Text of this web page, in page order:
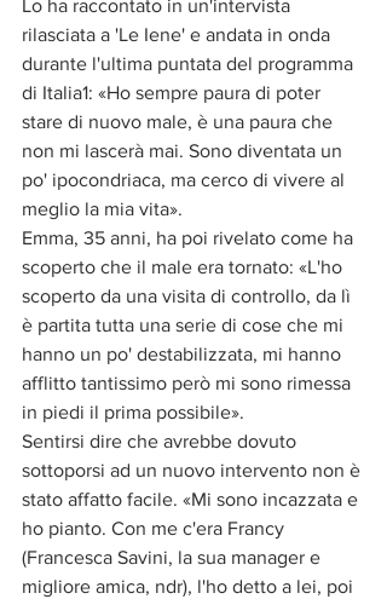
Lo ha raccontato in un'intervista
rilasciata a 'Le Iene' e andata in onda
durante l'ultima puntata del programma
di Italia1: «Ho sempre paura di poter
stare di nuovo male, è una paura che
non mi lascerà mai. Sono diventata un
po' ipocondriaca, ma cerco di vivere al
meglio la mia vita».
Emma, 35 anni, ha poi rivelato come ha
scoperto che il male era tornato: «L'ho
scoperto da una visita di controllo, da lì
è partita tutta una serie di cose che mi
hanno un po' destabilizzata, mi hanno
afflitto tantissimo però mi sono rimessa
in piedi il prima possibile».
Sentirsi dire che avrebbe dovuto
sottoporsi ad un nuovo intervento non è
stato affatto facile. «Mi sono incazzata e
ho pianto. Con me c'era Francy
(Francesca Savini, la sua manager e
migliore amica, ndr), l'ho detto a lei, poi